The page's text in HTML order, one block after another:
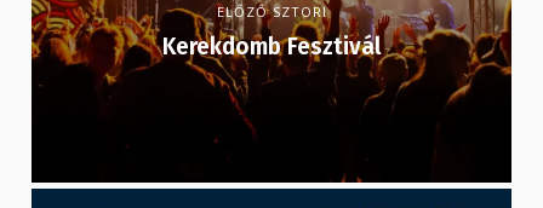
ELŐZŐ SZTORI
Kerekdomb Fesztivál